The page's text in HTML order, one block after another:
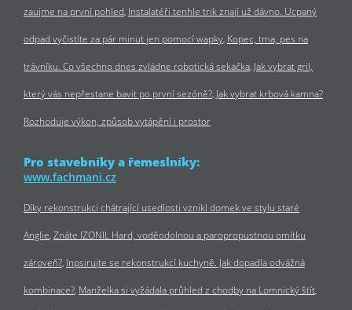
zaujme na první pohled Instalatéři tenhle trik znají už dávno. Ucpaný
odpad vyčistíte za pár minut jen pomocí wapky Kopec, tma, pes na
trávníku. Co všechno dnes zvládne robotická sekačka Jak vybrat gril,
který vás nepřestane bavit po první sezóně? Jak vybrat krbová kamna?
Rozhoduje výkon, způsob vytápění i prostor
Pro stavebníky a řemeslníky:
www.fachmani.cz
Díky rekonstrukci chátrající usedlosti vznikl domek ve stylu staré
Anglie Znáte IZONIL Hard, voděodolnou a paropropustnou omítku
zároveň? Inpsirujte se rekonstrukcí kuchyně. Jak dopadla odvážná
kombinace? Manželka si vyžádala průhled z chodby na Lomnický štít